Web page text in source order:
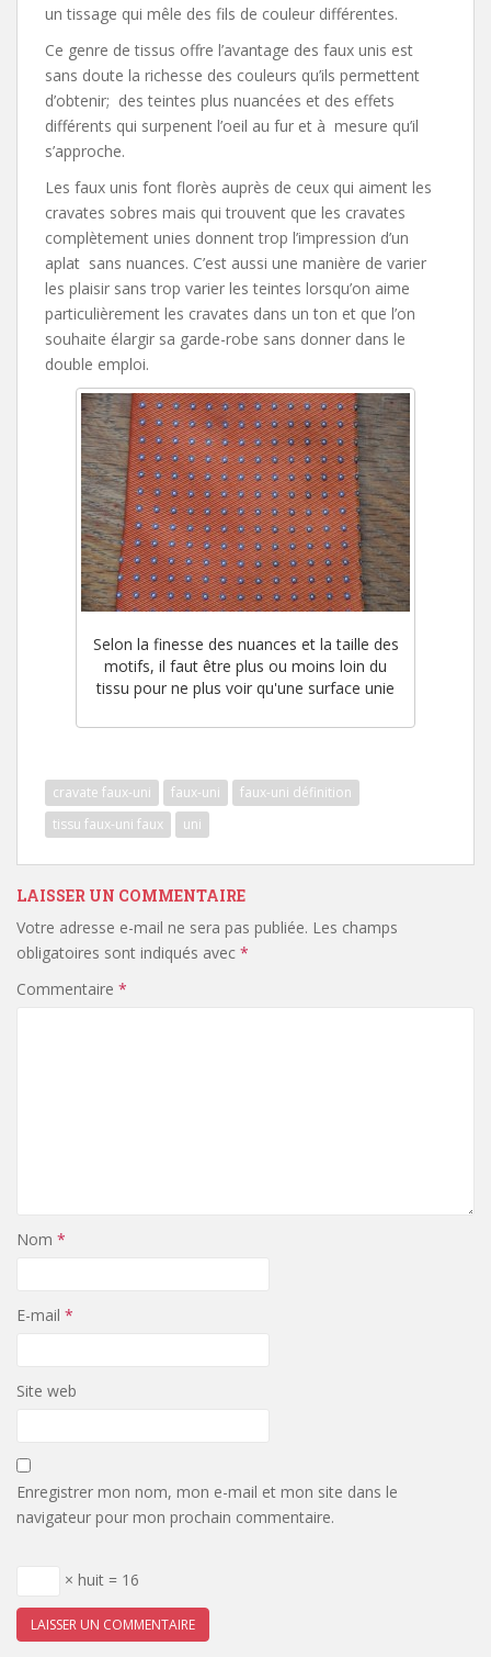
un tissage qui mêle des fils de couleur différentes.
Ce genre de tissus offre l’avantage des faux unis est
sans doute la richesse des couleurs qu’ils permettent
d’obtenir; des teintes plus nuancées et des effets
différents qui surpenent l’oeil au fur et à mesure qu’il
s’approche.
Les faux unis font florès auprès de ceux qui aiment les
cravates sobres mais qui trouvent que les cravates
complètement unies donnent trop l’impression d’un
aplat sans nuances. C’est aussi une manière de varier
les plaisir sans trop varier les teintes lorsqu’on aime
particulièrement les cravates dans un ton et que l’on
souhaite élargir sa garde-robe sans donner dans le
double emploi.
Selon la finesse des nuances et la taille des
motifs, il faut être plus ou moins loin du
tissu pour ne plus voir qu'une surface unie
cravate faux-uni faux-uni
faux-uni définition
tissu faux-uni faux
uni
LAISSER UN COMMENTAIRE
Votre adresse e-mail ne sera pas publiée. Les champs
obligatoires sont indiqués avec *
Commentaire *
Nom *
E-mail *
Site web
Enregistrer mon nom, mon e-mail et mon site dans le
navigateur pour mon prochain commentaire.
× huit = 16